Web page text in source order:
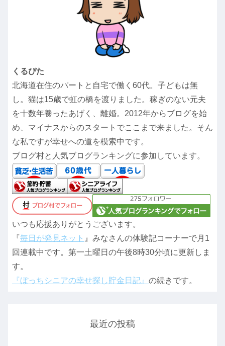
くるぴた
北海道在住のパートと自宅で働く60代。子どもは無
し。猫は15歳で虹の橋を渡りました。稼ぎのない元夫
を十数年養ったあげく、離婚。2012年からブログを始
め、マイナスからのスタートでここまで来ました。そん
な私ですが幸せへの道を模索中です。
ブログ村と人気ブログランキングに参加しています。
いつも応援ありがとうございます。
『毎日が発見ネット 』みなさんの体験記コーナーで月1
回連載中です。第一土曜日の午後8時30分頃に更新しま
す。
『ぼっちシニアの幸せ探し貯金日記』 の続きです。
最近の投稿